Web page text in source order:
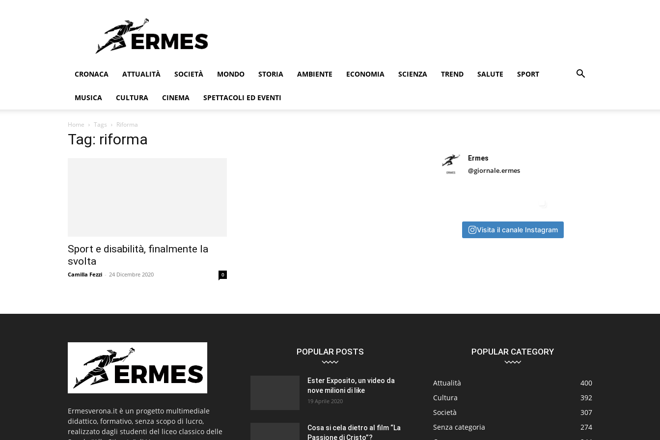
CRONACA ATTUALITÀ SOCIETÀ MONDO STORIA AMBIENTE ECONOMIA SCIENZA TREND SALUTE SPORT
MUSICA CULTURA CINEMA SPETTACOLI ED EVENTI
Home Tags Riforma
Tag: riforma
Sport e disabilità, finalmente la
svolta
Camilla Fezzi - 24 Dicembre 2020 0
Ermes
@giornale.ermes
Visita il canale Instagram
Ermesverona.it è un progetto multimediale
didattico, formativo, senza scopo di lucro,
realizzato dagli studenti del liceo classico delle
POPULAR POSTS
Ester Exposito, un video da
nove milioni di like
19 Aprile 2020
Cosa si cela dietro al film “La
Passione di Cristo”?
POPULAR CATEGORY
Attualità
400
Cultura
392
Società
307
Senza categoria
274